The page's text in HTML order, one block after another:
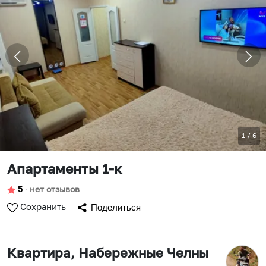
1 / 6
Апартаменты 1-к
5 ∙ нет отзывов
Сохранить Поделиться
Квартира, Набережные Челны